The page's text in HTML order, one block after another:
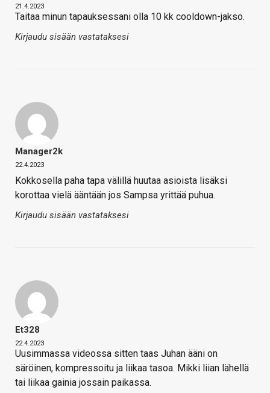
21.4.2023
Taitaa minun tapauksessani olla 10 kk cooldown-jakso.
Kirjaudu sisään vastataksesi
Manager2k
22.4.2023
Kokkosella paha tapa välillä huutaa asioista lisäksi
korottaa vielä ääntään jos Sampsa yrittää puhua.
Kirjaudu sisään vastataksesi
Et328
22.4.2023
Uusimmassa videossa sitten taas Juhan ääni on
säröinen, kompressoitu ja liikaa tasoa. Mikki liian lähellä
tai liikaa gainia jossain paikassa.